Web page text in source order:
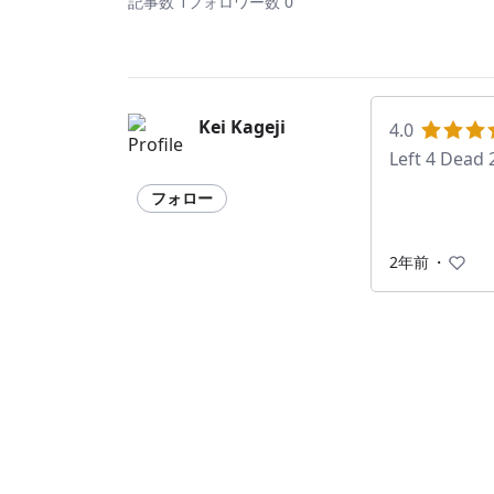
4.0
Left 4 Dead
2年前 ・
Kei Kageji
フォロー